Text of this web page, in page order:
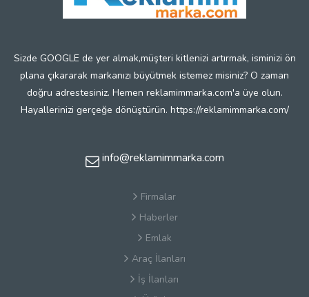
Sizde GOOGLE de yer almak,müşteri kitlenizi artırmak, isminizi ön
plana çıkararak markanızı büyütmek istemez misiniz? O zaman
doğru adrestesiniz. Hemen reklamimmarka.com'a üye olun.
Hayallerinizi gerçeğe dönüştürün. https://reklamimmarka.com/
info@reklamimmarka.com
Firmalar
Haberler
Emlak
Araç İlanları
İş İlanları